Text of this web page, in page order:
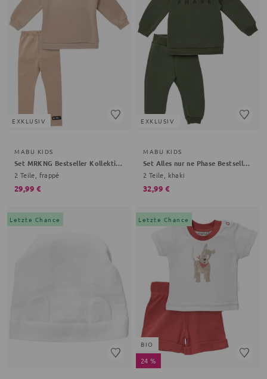
EXKLUSIV
MABU KIDS
Set MRKNG Bestseller Kollektion
2 Teile, frappé
29,99 €
EXKLUSIV
MABU KIDS
Set Alles nur ne Phase Bestseller Kollektion
2 Teile, khaki
32,99 €
Letzte Chance Letzte Chance
BIO
24 %